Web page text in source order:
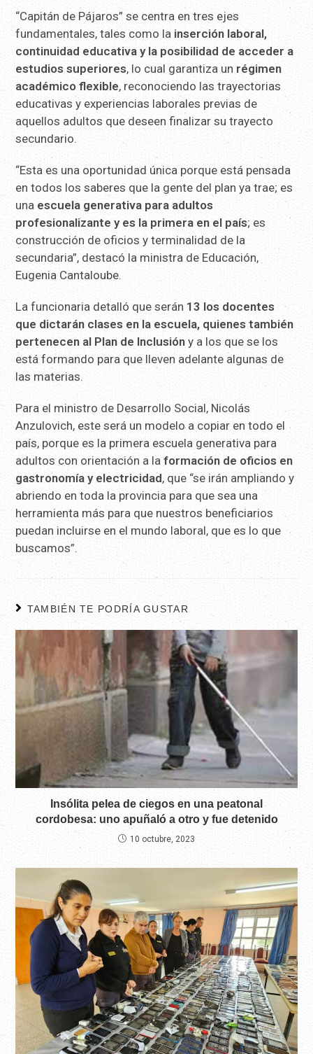
“Capitán de Pájaros” se centra en tres ejes
fundamentales, tales como la inserción laboral,
continuidad educativa y la posibilidad de acceder a
estudios superiores, lo cual garantiza un régimen
académico flexible, reconociendo las trayectorias
educativas y experiencias laborales previas de
aquellos adultos que deseen finalizar su trayecto
secundario.
“Esta es una oportunidad única porque está pensada
en todos los saberes que la gente del plan ya trae; es
una escuela generativa para adultos
profesionalizante y es la primera en el país; es
construcción de oficios y terminalidad de la
secundaria”, destacó la ministra de Educación,
Eugenia Cantaloube.
La funcionaria detalló que serán 13 los docentes
que dictarán clases en la escuela, quienes también
pertenecen al Plan de Inclusión y a los que se los
está formando para que lleven adelante algunas de
las materias.
Para el ministro de Desarrollo Social, Nicolás
Anzulovich, este será un modelo a copiar en todo el
país, porque es la primera escuela generativa para
adultos con orientación a laformación de oficios en
gastronomía y electricidad, que “se irán ampliando y
abriendo en toda la provincia para que sea una
herramienta más para que nuestros beneficiarios
puedan incluirse en el mundo laboral, que es lo que
buscamos”.
TAMBIÉN TE PODRÍA GUSTAR
Insólita pelea de ciegos en una peatonal
cordobesa: uno apuñaló a otro y fue detenido
10 octubre, 2023